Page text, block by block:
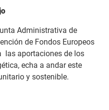
Administrativa de
de Fondos Europeos
las aportaciones de los
echa a andar este
y sostenible.